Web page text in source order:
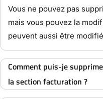
Vous ne pouvez pas
mais vous pouvez la
peuvent aussi être
Comment puis-je
la section facturation ?